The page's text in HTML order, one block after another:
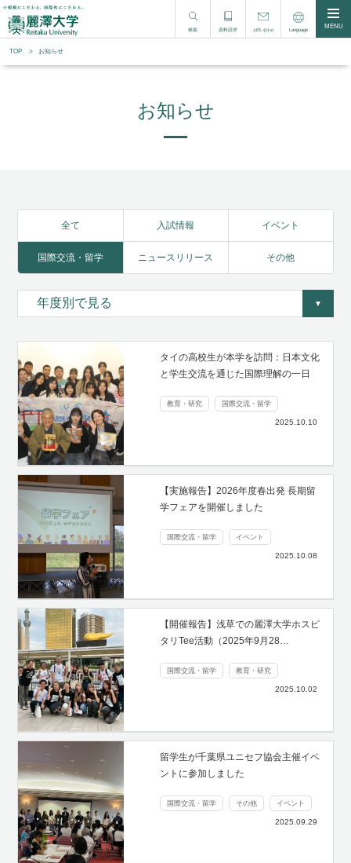
検索 資料請求 お問い合わせ Language MENU
TOP お知らせ
お知らせ
全て 入試情報 イベント
国際交流・留学 ニュースリリース その他
タイの高校生が本学を訪問：日本文化
と学生交流を通じた国際理解の一日
教育・研究 国際交流・留学
2025.10.10
【実施報告】2026年度春出発 長期留
学フェアを開催しました
国際交流・留学 イベント
2025.10.08
【開催報告】浅草での麗澤大学ホスピ
タリTee活動（2025年9月28…
国際交流・留学 教育・研究
2025.10.02
留学生が千葉県ユニセフ協会主催イベ
ントに参加しました
国際交流・留学 その他 イベント
2025.09.29